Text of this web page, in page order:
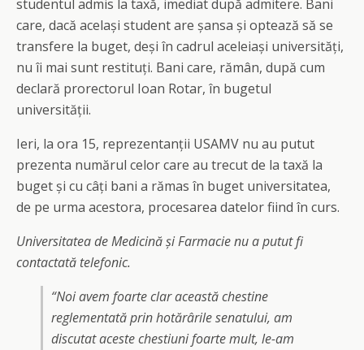
studentul admis la taxă, imediat după admitere. Bani
care, dacă același student are șansa și optează să se
transfere la buget, deși în cadrul aceleiași universități,
nu îi mai sunt restituți. Bani care, rămân, după cum
declară prorectorul Ioan Rotar, în bugetul
universității.
Ieri, la ora 15, reprezentanții USAMV nu au putut
prezenta numărul celor care au trecut de la taxă la
buget și cu câți bani a rămas în buget universitatea,
de pe urma acestora, procesarea datelor fiind în curs.
Universitatea de Medicină și Farmacie nu a putut fi
contactată telefonic.
“Noi avem foarte clar această chestine
reglementată prin hotărârile senatului, am
discutat aceste chestiuni foarte mult, le-am